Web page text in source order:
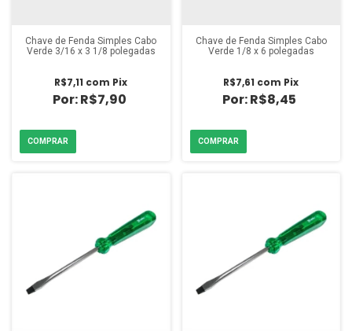
Chave de Fenda Simples Cabo
Verde 3/16 x 3 1/8 polegadas
R$7,90
R$7,11 com Pix
Chave de Fenda Simples Cabo
Verde 1/8 x 6 polegadas
R$8,45
R$7,61 com Pix